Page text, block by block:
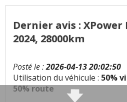
Dernier avis : XPower
2024, 28000km
Posté le :2026-04-13 20:02:50
Utilisation du véhicule : 50%
50% route